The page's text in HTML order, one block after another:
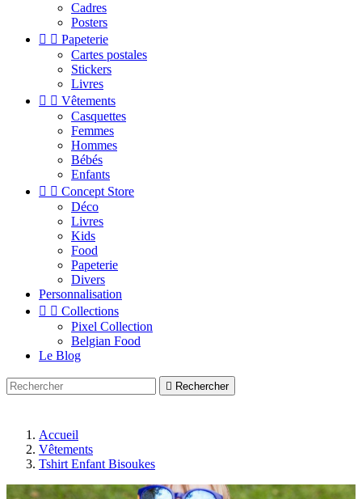
Cadres
Posters
  Papeterie
Cartes postales
Stickers
Livres
  Vêtements
Casquettes
Femmes
Hommes
Bébés
Enfants
  Concept Store
Déco
Livres
Kids
Food
Papeterie
Divers
Personnalisation
  Collections
Pixel Collection
Belgian Food
Le Blog
 Rechercher
Accueil
Vêtements
Tshirt Enfant Bisoukes